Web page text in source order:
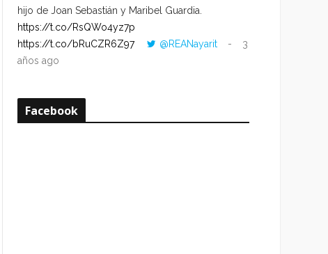
hijo de Joan Sebastián y Maribel Guardia.
https://t.co/RsQWo4yz7p
https://t.co/bRuCZR6Z97
@REANayarit
3
años ago
Facebook